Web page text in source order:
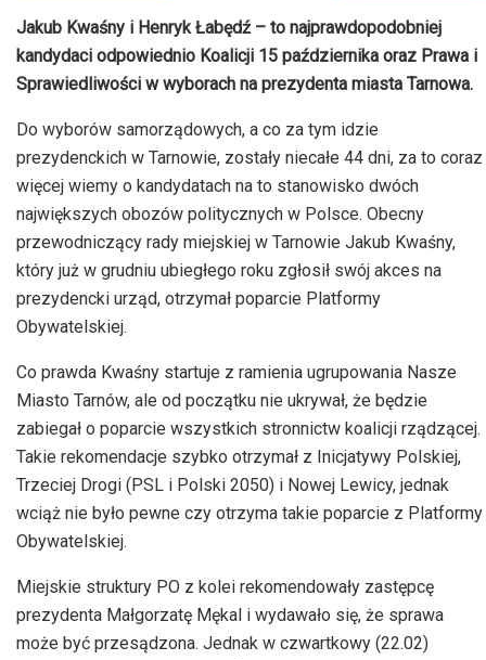
Jakub Kwaśny i Henryk Łabędź – to najprawdopodobniej
kandydaci odpowiednio Koalicji 15 października oraz Prawa i
Sprawiedliwości w wyborach na prezydenta miasta Tarnowa.
Do wyborów samorządowych, a co za tym idzie
prezydenckich w Tarnowie, zostały niecałe 44 dni, za to coraz
więcej wiemy o kandydatach na to stanowisko dwóch
największych obozów politycznych w Polsce. Obecny
przewodniczący rady miejskiej w Tarnowie Jakub Kwaśny,
który już w grudniu ubiegłego roku zgłosił swój akces na
prezydencki urząd, otrzymał poparcie Platformy
Obywatelskiej.
Co prawda Kwaśny startuje z ramienia ugrupowania Nasze
Miasto Tarnów, ale od początku nie ukrywał, że będzie
zabiegał o poparcie wszystkich stronnictw koalicji rządzącej.
Takie rekomendacje szybko otrzymał z Inicjatywy Polskiej,
Trzeciej Drogi (PSL i Polski 2050) i Nowej Lewicy, jednak
wciąż nie było pewne czy otrzyma takie poparcie z Platformy
Obywatelskiej.
Miejskie struktury PO z kolei rekomendowały zastępcę
prezydenta Małgorzatę Mękal i wydawało się, że sprawa
może być przesądzona. Jednak w czwartkowy (22.02)